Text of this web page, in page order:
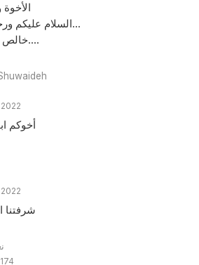
الأخوة
السلام عليكم ورحمة الله وبركاته...
خالص التحيات للجميع....
أخوكم
شرفتنا